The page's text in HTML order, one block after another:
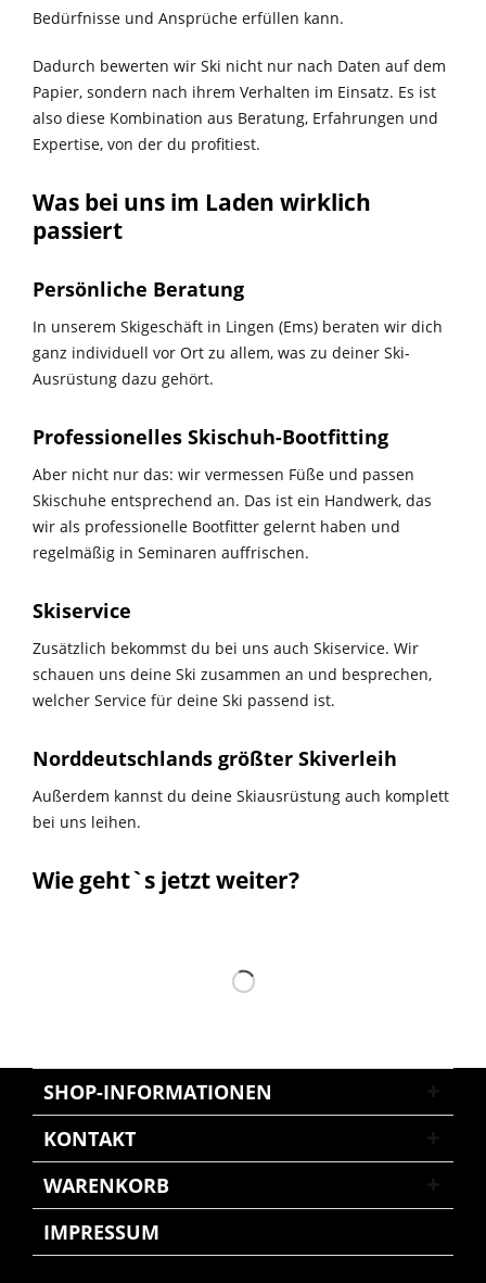
Bedürfnisse und Ansprüche erfüllen kann.
Dadurch bewerten wir Ski nicht nur nach Daten auf dem
Papier, sondern nach ihrem Verhalten im Einsatz. Es ist
also diese Kombination aus Beratung, Erfahrungen und
Expertise, von der du profitiest.
Was bei uns im Laden wirklich
passiert
Persönliche Beratung
In unserem Skigeschäft in Lingen (Ems) beraten wir dich
ganz individuell vor Ort zu allem, was zu deiner Ski-
Ausrüstung dazu gehört.
Professionelles Skischuh-Bootfitting
Aber nicht nur das: wir vermessen Füße und passen
Skischuhe entsprechend an. Das ist ein Handwerk, das
wir als professionelle Bootfitter gelernt haben und
regelmäßig in Seminaren auffrischen.
Skiservice
Zusätzlich bekommst du bei uns auch Skiservice. Wir
schauen uns deine Ski zusammen an und besprechen,
welcher Service für deine Ski passend ist.
Norddeutschlands größter Skiverleih
Außerdem kannst du deine Skiausrüstung auch komplett
bei uns leihen.
Wie geht`s jetzt weiter?
SHOP-INFORMATIONEN
KONTAKT
WARENKORB
IMPRESSUM